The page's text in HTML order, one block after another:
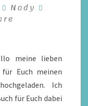
Nady
meine lieben
Euch meinen
Ich
für Euch dabei